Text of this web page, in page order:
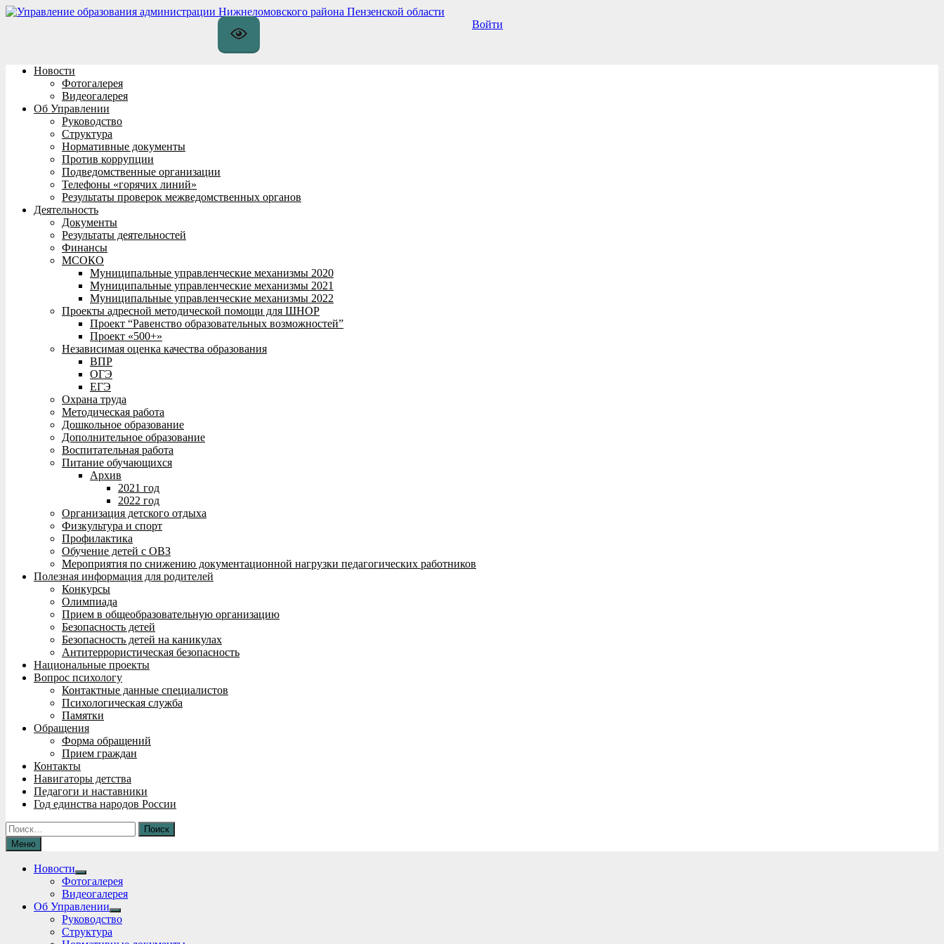
Перейти
Войти
Новости
Фотогалерея
Видеогалерея
Об Управлении
Руководство
Структура
Нормативные документы
Против коррупции
Подведомственные организации
Телефоны «горячих линий»
Результаты проверок межведомственных органов
Деятельность
Документы
Результаты деятельностей
Финансы
МСОКО
Муниципальные управленческие механизмы 2020
Муниципальные управленческие механизмы 2021
Муниципальные управленческие механизмы 2022
Проекты адресной методической помощи для ШНОР
Проект “Равенство образовательных возможностей”
Проект «500+»
Независимая оценка качества образования
ВПР
ОГЭ
ЕГЭ
Охрана труда
Методическая работа
Дошкольное образование
Дополнительное образование
Воспитательная работа
Питание обучающихся
Архив
2021 год
2022 год
Организация детского отдыха
Физкультура и спорт
Профилактика
Обучение детей с ОВЗ
Мероприятия по снижению документационной нагрузки педагогических работников
Полезная информация для родителей
Конкурсы
Олимпиада
Прием в общеобразовательную организацию
Безопасность детей
Безопасность детей на каникулах
Антитеррористическая безопасность
Национальные проекты
Вопрос психологу
Контактные данные специалистов
Психологическая служба
Памятки
Обращения
Форма обращений
Прием граждан
Контакты
Навигаторы детства
Педагоги и наставники
Год единства народов России
Найти:
Меню
Новости
Show
sub
menu
Фотогалерея
Видеогалерея
Об Управлении
Show
sub
Руководство
Структура